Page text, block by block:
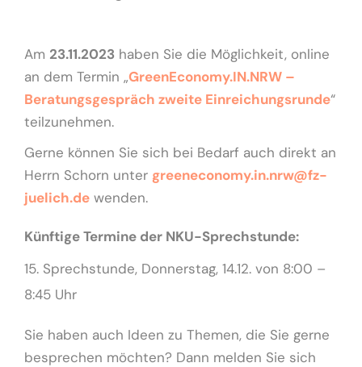
Am 23.11.2023 haben Sie die Möglichkeit, online
an dem Termin „GreenEconomy.IN.NRW –
Beratungsgespräch zweite Einreichungsrunde“
teilzunehmen.
Gerne können Sie sich bei Bedarf auch direkt an
Herrn Schorn unter greeneconomy.in.nrw@fz-
juelich.de wenden.
Künftige Termine der NKU-Sprechstunde:
Sprechstunde, Donnerstag, 14.12. von 8:00 –
8:45 Uhr
Sie haben auch Ideen zu Themen, die Sie gerne
besprechen möchten? Dann melden Sie sich